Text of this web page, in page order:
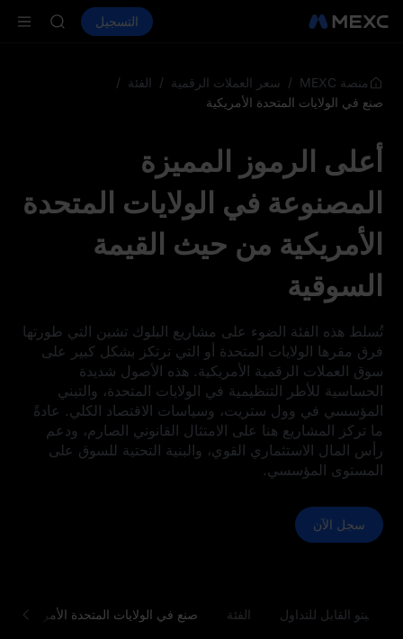
الأسواق العقود الفوريةالتسجيل
AAOI
منصة MEXC / سعر العملات الرقمية / الفئة /
صنع في الولايات المتحدة الأمريكية
أعلى الرموز المميزة
المصنوعة في الولايات المتحدة
الأمريكية من حيث القيمة
السوقية
تُسلط هذه الفئة الضوء على مشاريع البلوك تشين التي طورتها
فرق مقرها الولايات المتحدة أو التي ترتكز بشكل كبير على
سوق العملات الرقمية الأمريكية. هذه الأصول شديدة
الحساسية للأطر التنظيمية في الولايات المتحدة، والتبني
المؤسسي في وول ستريت، وسياسات الاقتصاد الكلي. عادةً
ما تركز المشاريع هنا على الامتثال القانوني الصارم، ودعم
رأس المال الاستثماري القوي، والبنية التحتية للسوق على
المستوى المؤسسي.
سجل الآن
الكريبتو القابل للتداول الفئة صنع في الولايات المتحدة الأمريكية